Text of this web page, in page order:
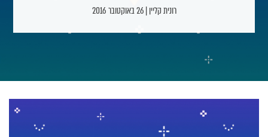
רונית קליין | 26 באוקטובר 2016